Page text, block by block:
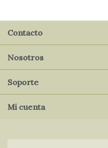
Contacto
Nosotros
Soporte
Mi cuenta